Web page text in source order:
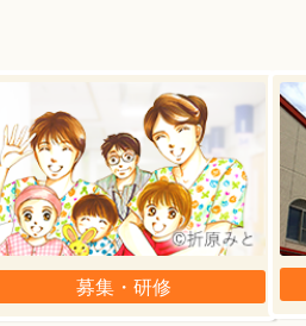
募集・研修